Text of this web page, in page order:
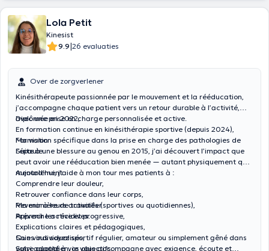
Lola Petit
Kinesist
9.9|26 evaluaties
Over de zorgverlener
Kinésithérapeute passionnée par le mouvement et la rééducation,
j’accompagne chaque patient vers un retour durable à l’activité,
avec une prise en charge personnalisée et active.
Diplômée en 2022,
En formation continue en kinésithérapie sportive (depuis 2024),
Formation spécifique dans la prise en charge des pathologies de
l’épaule.
Ma vision
Suite à une blessure au genou en 2015, j’ai découvert l’impact que
peut avoir une rééducation bien menée — autant physiquement que
mentalement.
Aujourd’hui, j’aide à mon tour mes patients à :
Comprendre leur douleur,
Retrouver confiance dans leur corps,
Revenir à leurs activités (sportives ou quotidiennes),
Prévenir les récidives.
Ma manière de travailler
Approche active et progressive,
Explications claires et pédagogiques,
Soins individualisés,
Suivi adapté à vos objectifs,
Que vous soyez sportif régulier, amateur ou simplement gêné dans
votre quotidien, je vous accompagne avec exigence, écoute et